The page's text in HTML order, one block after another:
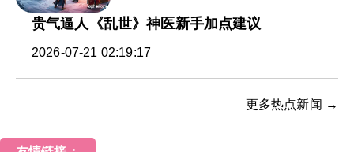
贵气逼人《乱世》神医新手加点建议
2026-07-21 02:19:17
更多热点新闻 →